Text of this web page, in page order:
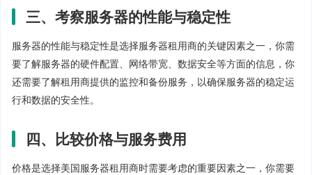
三、考察服务器的性能与稳定性
服务器的性能与稳定性是选择服务器租用商的关键因素之一，你需
要了解服务器的硬件配置、网络带宽、数据安全等方面的信息，你
还需要了解租用商提供的监控和备份服务，以确保服务器的稳定运
行和数据的安全性。
四、比较价格与服务费用
价格是选择美国服务器租用商时需要考虑的重要因素之一，你需要